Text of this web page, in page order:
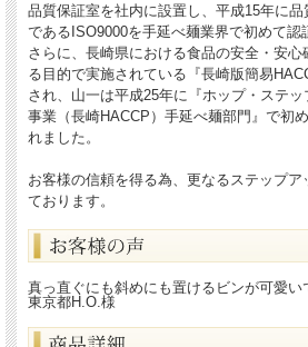
品質保証室を社内に設置し、平成15年に
であるISO9000を手延べ麺業界で初めて認
さらに、長崎県における食品の安全・安
る目的で実施されている『長崎版簡易
され、山一は平成25年に『ホップ・ステ
事業（長崎HACCP）手延べ麺部門』で初
れました。
お客様の信頼を得る為、更なるステップア
ております。
真っ直ぐにも斜めにも置けるビンが可愛い
東京都H.O.様